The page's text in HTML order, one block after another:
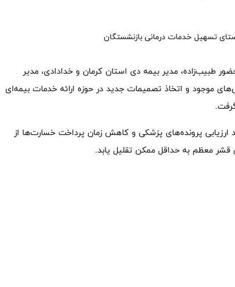
طبیب‌زاده، مدیر بیمه دی استان کرمان و خدادادی، مدیر
موجود و اتخاذ تصمیمات جدید در حوزه ارائه خدمات بیمه‌ای
ارزیابی پرونده‌های پزشکی و کاهش زمان پرداخت خسارت‌ها از
معظم به حداقل ممکن تقلیل یابد.